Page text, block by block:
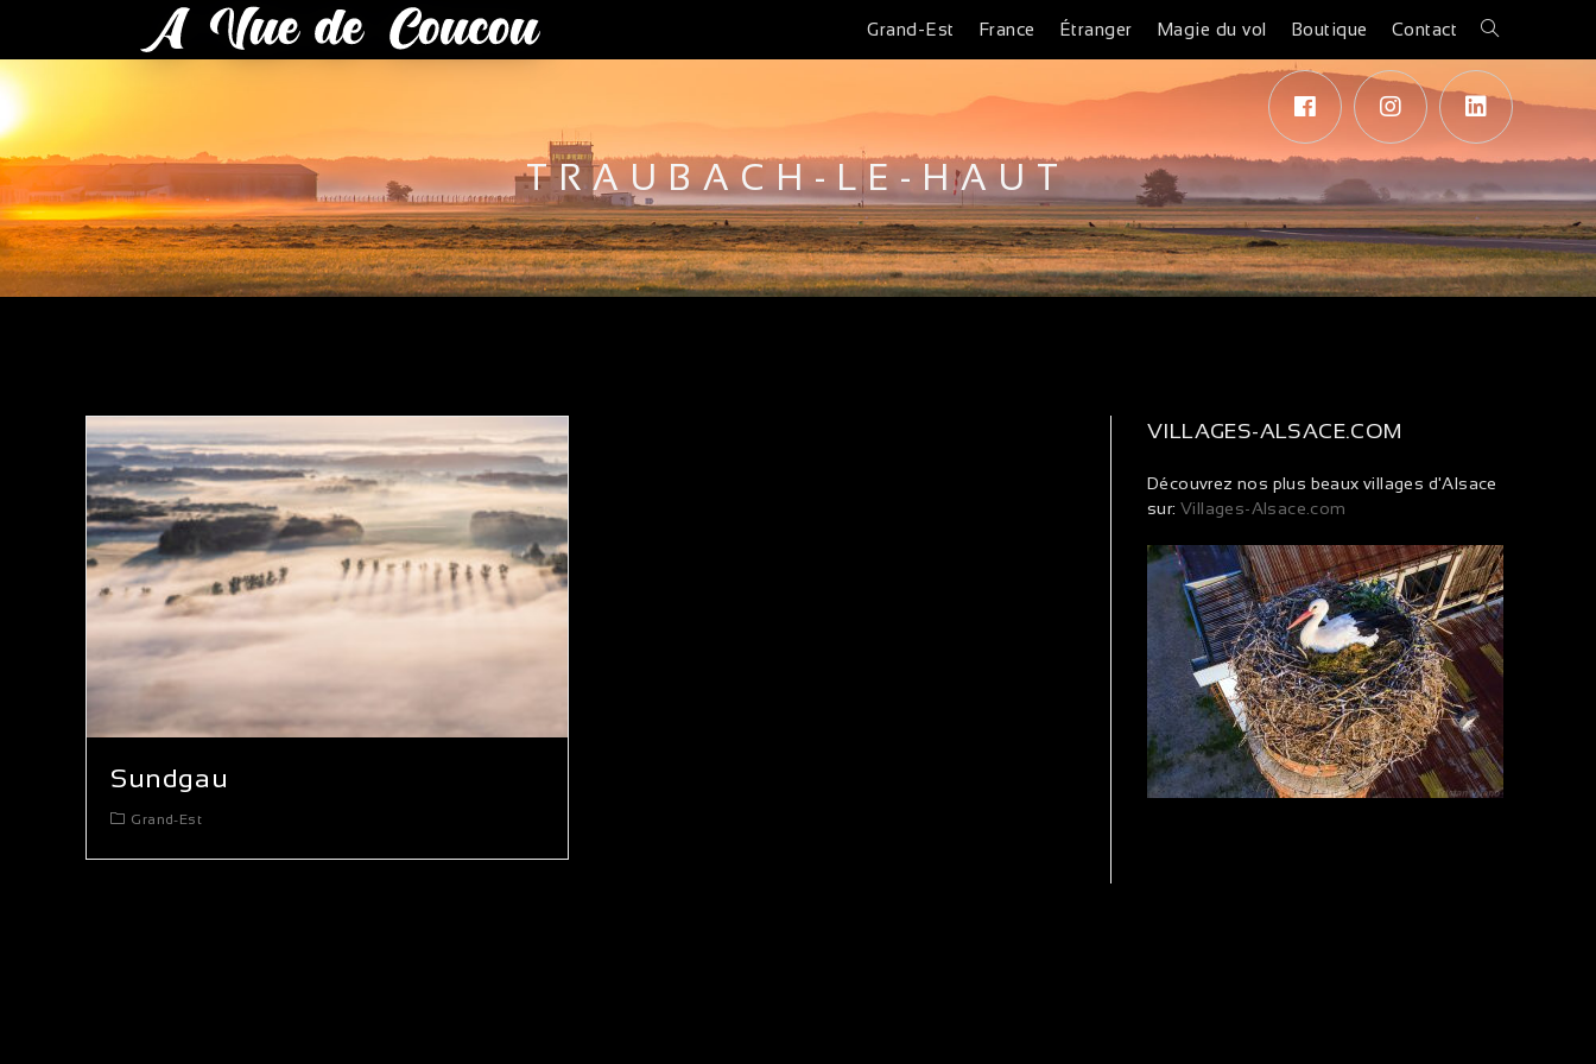
Grand-Est France Étranger Magie du vol Boutique Contact
TRAUBACH-LE-HAUT
Sundgau
Grand-Est
VILLAGES-ALSACE.COM
Découvrez nos plus beaux villages d'Alsace
sur: Villages-Alsace.com